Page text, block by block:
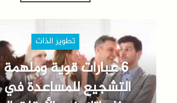
تطوير الذات
6 عبارات قوية
التشجيع للمساعدة